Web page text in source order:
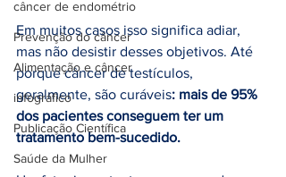
câncer de endométrio
Prevenção do câncer
Alimentação e câncer
infográfico
Publicação Científica
Saúde da Mulher
Em muitos casos isso significa adiar,
mas não desistir desses objetivos. Até
porque câncer de testículos,
geralmente, são curáveis: mais de 95%
dos pacientes conseguem ter um
tratamento bem-sucedido.